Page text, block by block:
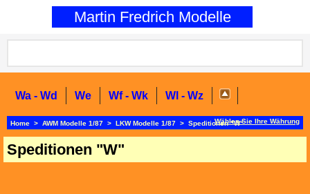
Martin Fredrich Modelle
Wa - Wd We Wf - Wk Wl - Wz
Home > AWM Modelle 1/87 > LKW Modelle 1/87 > Speditionen "W"Wählen Sie Ihre Währung
Speditionen "W"